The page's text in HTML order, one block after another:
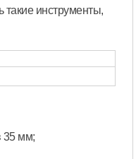
такие инструменты,
35 мм;